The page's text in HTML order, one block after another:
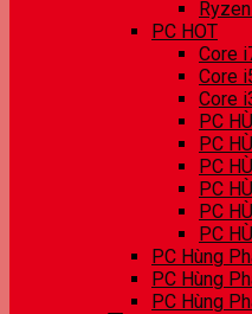
PC HOT
Core
Core
Core
PC
PC
PC
PC
PC
PC
PC Hùng
PC Hùng
PC Hùng